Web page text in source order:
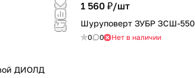
ДИОЛД
1 560 ₽/шт
Шуруповерт ЗУБР ЗСШ-550
0 0 Нет в наличии